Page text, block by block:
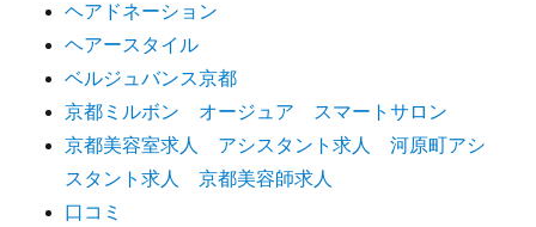
ヘアドネーション
ヘアースタイル
ベルジュバンス京都
京都ミルボン オージュア スマートサロン
京都美容室求人 アシスタント求人 河原町アシ
スタント求人 京都美容師求人
口コミ